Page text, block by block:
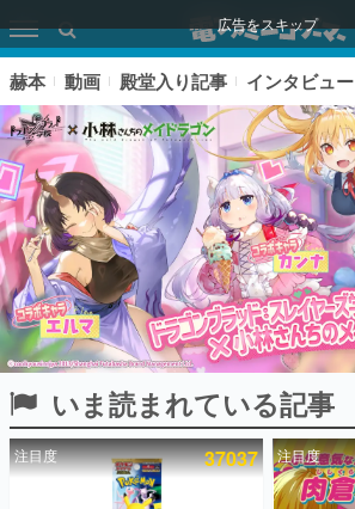
広告をスキップ
ピックアップ
電ファミのいま読まれている記事ランキング
赫本 動画 殿堂入り記事 インタビュー
いま読まれている記事
注目度 37037 注目度